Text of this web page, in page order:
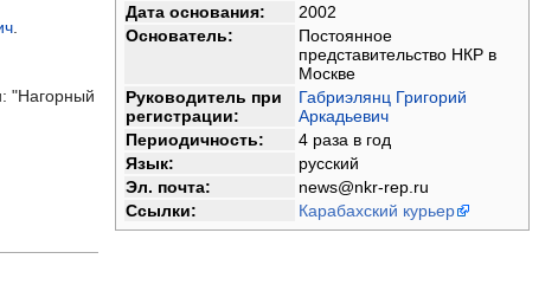
Дата основания:
2002
Основатель:
Постоянное
представительство НКР в
Москве
Руководитель при
регистрации:
Габриэлянц Григорий
Аркадьевич
Периодичность:
4 раза в год
Язык:
русский
Эл. почта:
news@nkr-rep.ru
Ссылки:
Карабахский курьер
"Нагорный